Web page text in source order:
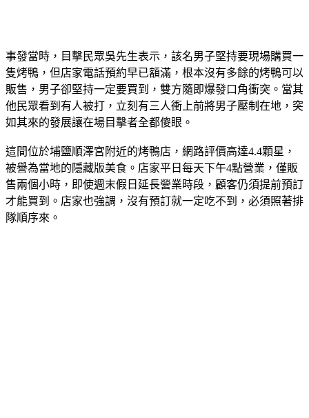
事發當時，目擊民眾吳先生表示，該名男子堅持要現場購買一
隻烤鴨，但店家電話預約早已額滿，根本沒有多餘的烤鴨可以
販售，男子卻堅持一定要買到，雙方隨即爆發口角衝突。當其
他民眾看到有人被打，立刻有三人衝上前將男子壓制在地，突
如其來的發展讓在場目擊者全都傻眼。
這間位於埔鹽順澤宮附近的烤鴨店，網路評價高達4.4顆星，
被譽為當地的隱藏版美食。店家平日每天下午4點營業，僅販
售兩個小時，即使週末假日延長營業時段，顧客仍須提前預訂
才能買到。店家也強調，沒有預訂就一定吃不到，必須照著排
隊順序來。